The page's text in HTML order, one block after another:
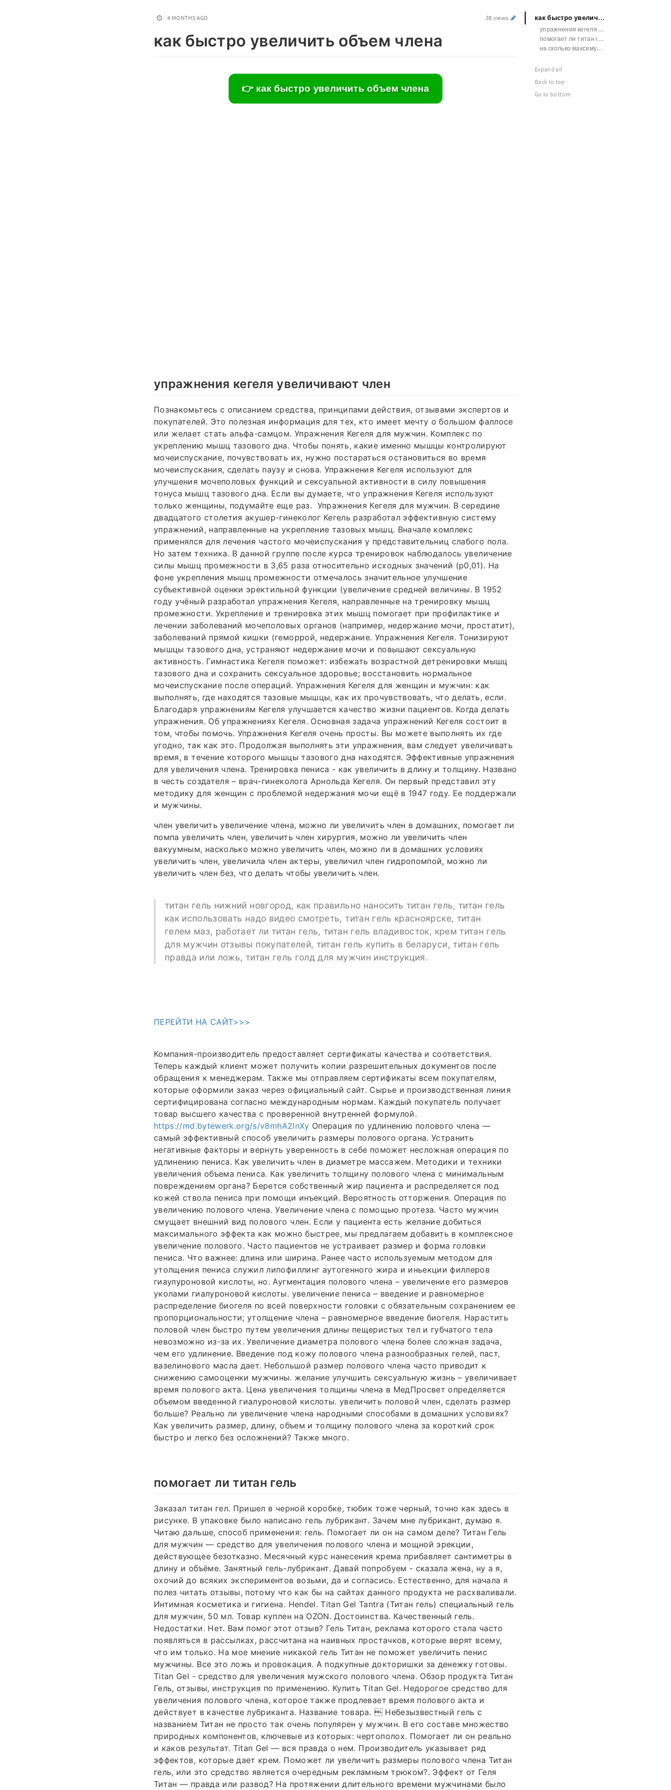
4 MONTHS AGO 38 views
как быстро увеличить объем члена
👉 как быстро увеличить объем члена
упражнения кегеля увеличивают член
Познакомьтесь с описанием средства, принципами действия, отзывами экспертов и
покупателей. Это полезная информация для тех, кто имеет мечту о большом фаллосе
или желает стать альфа-самцом. Упражнения Кегеля для мужчин. Комплекс по
укреплению мышц тазового дна. Чтобы понять, какие именно мышцы контролируют
мочеиспускание, почувствовать их, нужно постараться остановиться во время
мочеиспускания, сделать паузу и снова. Упражнения Кегеля используют для
улучшения мочеполовых функций и сексуальной активности в силу повышения
тонуса мышц тазового дна. Если вы думаете, что упражнения Кегеля используют
только женщины, подумайте еще раз. ­ Упражнения Кегеля для мужчин. В середине
двадцатого столетия акушер-гинеколог Кегель разработал эффективную систему
упражнений, направленные на укрепление тазовых мышц. Вначале комплекс
применялся для лечения частого мочеиспускания у представительниц слабого пола.
Но затем техника. В данной группе после курса тренировок наблюдалось увеличение
силы мышц промежности в 3,65 раза относительно исходных значений (р0,01). На
фоне укрепления мышц промежности отмечалось значительное улучшение
субъективной оценки эректильной функции (увеличение средней величины. В 1952
году учёный разработал упражнения Кегеля, направленные на тренировку мышц
промежности. Укрепление и тренировка этих мышц помогает при профилактике и
лечении заболеваний мочеполовых органов (например, недержание мочи, простатит),
заболеваний прямой кишки (геморрой, недержание. Упражнения Кегеля. Тонизируют
мышцы тазового дна, устраняют недержание мочи и повышают сексуальную
активность. Гимнастика Кегеля поможет: избежать возрастной детренировки мышц
тазового дна и сохранить сексуальное здоровье; восстановить нормальное
мочеиспускание после операций. Упражнения Кегеля для женщин и мужчин: как
выполнять, где находятся тазовые мышцы, как их прочувствовать, что делать, если.
Благодаря упражнениям Кегеля улучшается качество жизни пациентов. Когда делать
упражнения. Об упражнениях Кегеля. Основная задача упражнений Кегеля состоит в
том, чтобы помочь. Упражнения Кегеля очень просты. Вы можете выполнять их где
угодно, так как это. Продолжая выполнять эти упражнения, вам следует увеличивать
время, в течение которого мышцы тазового дна находятся. Эффективные упражнения
для увеличения члена. Тренировка пениса - как увеличить в длину и толщину. Названо
в честь создателя – врач-гинеколога Арнольда Кегеля. Он первый представил эту
методику для женщин с проблемой недержания мочи ещё в 1947 году. Ее поддержали
и мужчины.
член увеличить увеличение члена, можно ли увеличить член в домашних, помогает ли
помпа увеличить член, увеличить член хирургия, можно ли увеличить член
вакуумным, насколько можно увеличить член, можно ли в домашних условиях
увеличить член, увеличила член актеры, увеличил член гидропомпой, можно ли
увеличить член без, что делать чтобы увеличить член.
титан гель нижний новгород, как правильно наносить титан гель, титан гель
как использовать надо видео смотреть, титан гель красноярске, титан
гелем маз, работает ли титан гель, титан гель владивосток, крем титан гель
для мужчин отзывы покупателей, титан гель купить в беларуси, титан гель
правда или ложь, титан гель голд для мужчин инструкция.
ПЕРЕЙТИ НА САЙТ>>>
Компания-производитель предоставляет сертификаты качества и соответствия.
Теперь каждый клиент может получить копии разрешительных документов после
обращения к менеджерам. Также мы отправляем сертификаты всем покупателям,
которые оформили заказ через официальный сайт. Сырье и производственная линия
сертифицирована согласно международным нормам. Каждый покупатель получает
товар высшего качества с проверенной внутренней формулой.
https://md.bytewerk.org/s/v8mhA2lnXy Операция по удлинению полового члена —
самый эффективный способ увеличить размеры полового органа. Устранить
негативные факторы и вернуть уверенность в себе поможет несложная операция по
удлинению пениса. Как увеличить член в диаметре массажем. Методики и техники
увеличения объема пениса. Как увеличить толщину полового члена с минимальным
повреждением органа? Берется собственный жир пациента и распределяется под
кожей ствола пениса при помощи инъекций. Вероятность отторжения. Операция по
увеличению полового члена. Увеличение члена с помощью протеза. Часто мужчин
смущает внешний вид полового член. Если у пациента есть желание добиться
максимального эффекта как можно быстрее, мы предлагаем добавить в комплексное
увеличение полового. Часто пациентов не устраивает размер и форма головки
пениса. Что важнее: длина или ширина. Ранее часто используемым методом для
утолщения пениса служил липофиллинг аутогенного жира и иньекции филлеров
гиаулуроновой кислоты, но. Аугментация полового члена – увеличение его размеров
уколами гиалуроновой кислоты. увеличение пениса – введение и равномерное
распределение биогеля по всей поверхности головки с обязательным сохранением ее
пропорциональности; утолщение члена – равномерное введение биогеля. Нарастить
половой член быстро путем увеличения длины пещеристых тел и губчатого тела
невозможно из-за их. Увеличение диаметра полового члена более сложная задача,
чем его удлинение. Введение под кожу полового члена разнообразных гелей, паст,
вазелинового масла дает. Небольшой размер полового члена часто приводит к
снижению самооценки мужчины. желание улучшить сексуальную жизнь – увеличивает
время полового акта. Цена увеличения толщины члена в МедПросвет определяется
объемом введенной гиалуроновой кислоты. увеличить половой член, сделать размер
больше? Реально ли увеличение члена народными способами в домашних условиях?
Как увеличить размер, длину, объем и толщину полового члена за короткий срок
быстро и легко без осложнений? Также много.
помогает ли титан гель
Заказал титан гел. Пришел в черной коробке, тюбик тоже черный, точно как здесь в
рисунке. В упаковке было написано гель лубрикант. Зачем мне лубрикант, думаю я.
Читаю дальше, способ применения: гель. Помогает ли он на самом деле? Титан Гель
для мужчин — средство для увеличения полового члена и мощной эрекции,
действующее безотказно. Месячный курс нанесения крема прибавляет сантиметры в
длину и объёме. Занятный гель-лубрикант. Давай попробуем - сказала жена, ну а я,
охочий до всяких экспериментов возьми, да и согласись. Естественно, для начала я
полез читать отзывы, потому что как бы на сайтах данного продукта не расхваливали.
Интимная косметика и гигиена. Hendel. Titan Gel Tantra (Титан гель) специальный гель
для мужчин, 50 мл. Товар куплен на OZON. Достоинства. Качественный гель.
Недостатки. Нет. Вам помог этот отзыв? Гель Титан, реклама которого стала часто
появляться в рассылках, рассчитана на наивных простачков, которые верят всему,
что им только. На мое мнение никакой гель Титан не поможет увеличить пенис
мужчины. Все это ложь и провокация. А подкупные докторишки за денежку готовы.
Titan Gel - средство для увеличения мужского полового члена. Обзор продукта Титан
Гель, отзывы, инструкция по применению. Купить Titan Gel. Недорогое средство для
увеличения полового члена, которое также продлевает время полового акта и
действует в качестве лубриканта. Название товара.  Небезызвестный гель с
названием Титан не просто так очень популярен у мужчин. В его составе множество
природных компонентов, ключевые из которых: чертополох. Помогает ли он реально
и каков результат. Titan Gel — вся правда о нем. Производитель указывает ряд
эффектов, которые дает крем. Поможет ли увеличить размеры полового члена Титан
гель, или это средство является очередным рекламным трюком?. Эффект от Геля
Титан — правда или развод? На протяжении длительного времени мужчинами было
как быстро увеличить объем члена
упражнения кегеля увеличивают член
помогает ли титан гель
на сколько максимум можно увеличить член
Expand all
Back to top
Go to bottom